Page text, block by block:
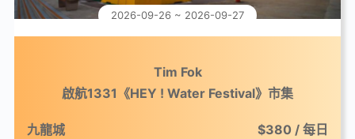
2026-09-26 ~ 2026-09-27
Tim Fok
啟航1331《HEY ! Water Festival》市集
九龍城 $380 / 每日